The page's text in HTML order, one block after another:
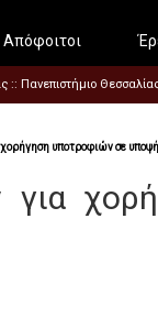
Απόφοιτοι
Πανεπιστήμιο
υποτροφιών σε